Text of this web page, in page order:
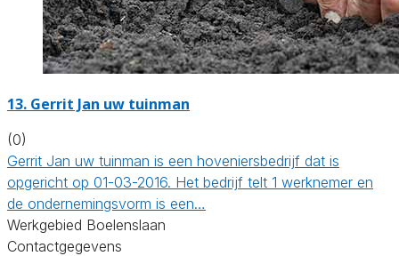
13. Gerrit Jan uw tuinman
(0)
Gerrit Jan uw tuinman is een hoveniersbedrijf dat is
opgericht op 01-03-2016. Het bedrijf telt 1 werknemer en
de ondernemingsvorm is een…
Werkgebied Boelenslaan
Contactgegevens